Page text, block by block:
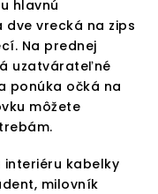
hlavnú
dve vrecká na zips
Na prednej
uzatvárateľné
ponúka očká na
môžete
kabelky
milovník